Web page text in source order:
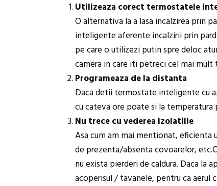
Utilizeaza corect termostatele
O alternativa la a lasa incalzirea prin
inteligente aferente incalzirii prin
pe care o utilizezi putin spre deloc
camera in care iti petreci cel mai mult
Programeaza de la distanta
Daca detii termostate inteligente cu
cu cateva ore poate si la
Nu trece cu vederea izolatiile
Asa cum am mai mentionat, eficienta
de prezenta/absenta covoarelor,
nu exista pierderi de caldura. Daca la
acoperisul / tavanele, pentru ca aerul